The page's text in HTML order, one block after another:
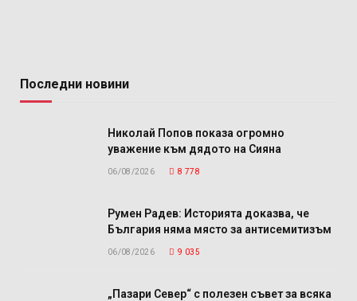
Последни новини
Николай Попов показа огромно
уважение към дядото на Сияна
06/08/2026 8 778
Румен Радев: Историята доказва, че
България няма място за антисемитизъм
06/08/2026 9 035
„Пазари Север“ с полезен съвет за всяка